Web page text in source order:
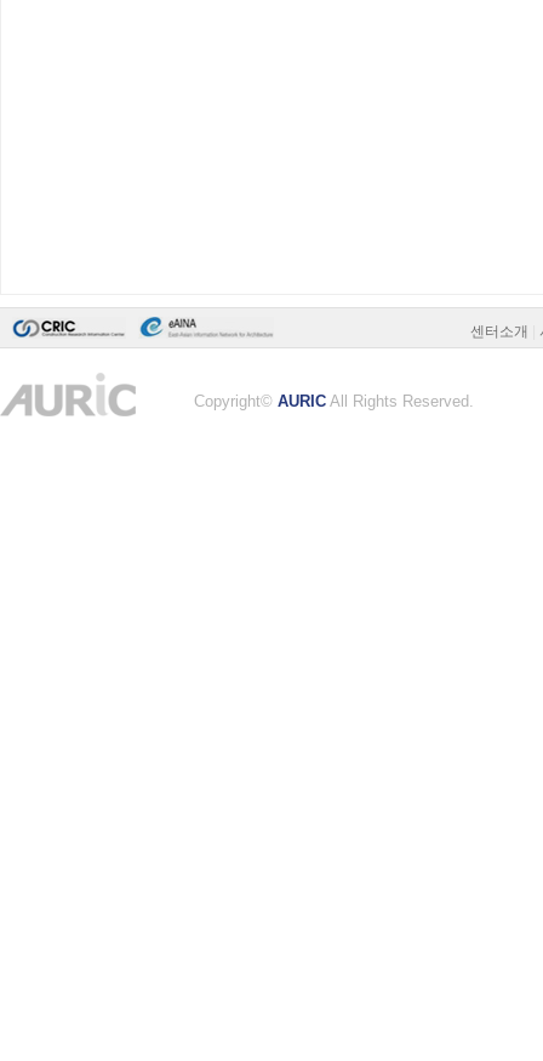
센터소개
Copyright© AURIC All Rights Reserved.